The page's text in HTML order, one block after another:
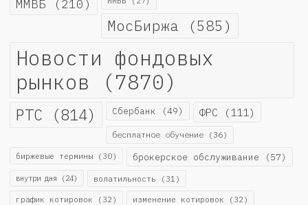
ММВБ (210)
МосБиржа (585)
Новости фондовых
рынков (7870)
РТС (814) Сбербанк (49) ФРС (111)
бесплатное обучение (36)
биржевые термины (30) брокерское обслуживание (57)
внутри дня (24) волатильность (31)
график котировок (32) изменение котировок (32)